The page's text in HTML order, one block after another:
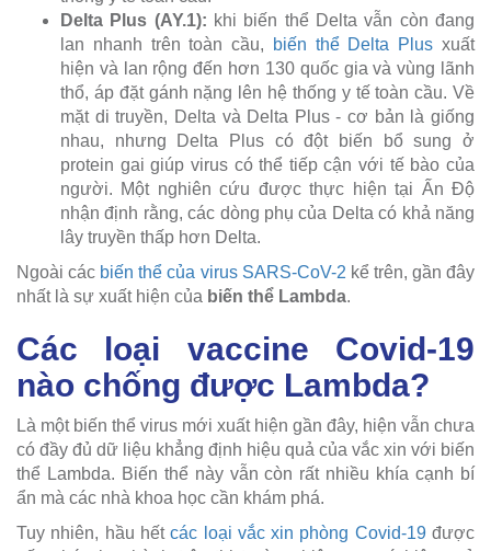
Delta Plus (AY.1): khi biến thể Delta vẫn còn đang
lan nhanh trên toàn cầu,
biến thể Delta Plus xuất
hiện và lan rộng đến hơn 130 quốc gia và vùng lãnh
thổ, áp đặt gánh nặng lên hệ thống y tế toàn cầu. Về
mặt di truyền, Delta và Delta Plus - cơ bản là giống
nhau, nhưng Delta Plus có đột biến bổ sung ở
protein gai giúp virus có thể tiếp cận với tế bào của
người. Một nghiên cứu được thực hiện tại Ấn Độ
nhận định rằng, các dòng phụ của Delta có khả năng
lây truyền thấp hơn Delta.
Ngoài các biến thể của virus SARS-CoV-2 kể trên, gần đây
nhất là sự xuất hiện của biến thể Lambda.
Các loại vaccine Covid-19
nào chống được Lambda?
Là một biến thể virus mới xuất hiện gần đây, hiện vẫn chưa
có đầy đủ dữ liệu khẳng định hiệu quả của vắc xin với biến
thể Lambda. Biến thể này vẫn còn rất nhiều khía cạnh bí
ẩn mà các nhà khoa học cần khám phá.
Tuy nhiên, hầu hếtcác loại vắc xin phòng Covid-19được